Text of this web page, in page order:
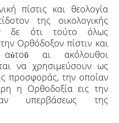
πίστις και θεολογία
της οικολογικής
δε ότι τούτο όλως
την Ορθόδοξον πίστιν και
αι ακόλουθοι
να χρησιμεύσουν ως
προσφοράς, την οποίαν
η Ορθοδοξία εις την
υπερβάσεως της